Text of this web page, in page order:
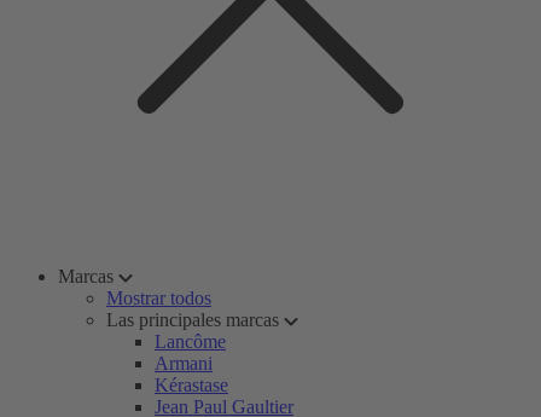
Marcas
Mostrar todos
Las principales marcas
Lancôme
Armani
Kérastase
Jean Paul Gaultier